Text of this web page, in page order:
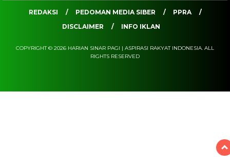
REDAKSI PEDOMAN MEDIA SIBER
PPRA
DISCLAIMER
INFO IKLAN
COPYRIGHT © 2026 HARIAN SINAR PAGI | ASPIRASI RAKYAT INDONESIA. ALL
RIGHTS RESERVED